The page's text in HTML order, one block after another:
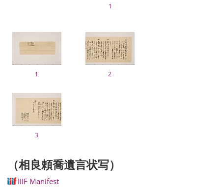
1
1 2
3
（相良頼喬遺言状写）
IIIF Manifest